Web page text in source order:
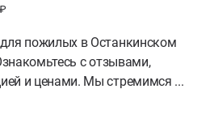
пожилых в Останкинском
с отзывами,
и ценами. Мы стремимся ...